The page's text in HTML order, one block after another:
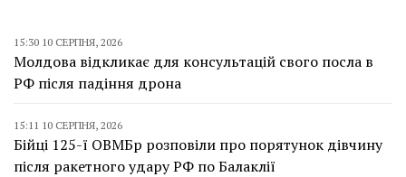
15:30 10 СЕРПНЯ, 2026
Молдова відкликає для консультацій свого посла в
РФ після падіння дрона
15:11 10 СЕРПНЯ, 2026
Бійці 125-ї ОВМБр розповіли про порятунок дівчину
після ракетного удару РФ по Балаклії